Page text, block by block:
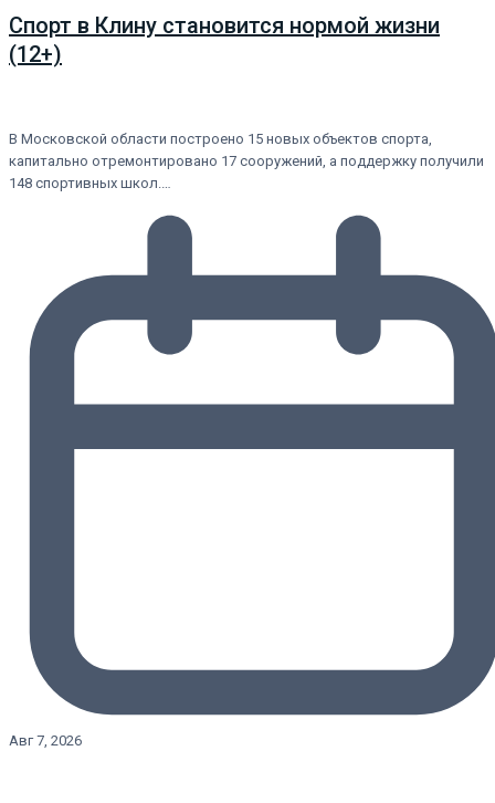
Спорт в Клину становится нормой жизни
(12+)
В Московской области построено 15 новых объектов спорта,
капитально отремонтировано 17 сооружений, а поддержку получили
148 спортивных школ.…
Авг 7, 2026